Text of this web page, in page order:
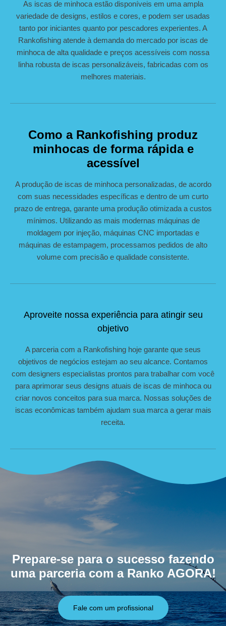
As iscas de minhoca estão disponíveis em uma ampla
variedade de designs, estilos e cores, e podem ser usadas
tanto por iniciantes quanto por pescadores experientes. A
Rankofishing atende à demanda do mercado por iscas de
minhoca de alta qualidade e preços acessíveis com nossa
linha robusta de iscas personalizáveis, fabricadas com os
melhores materiais.
Como a Rankofishing produz
minhocas de forma rápida e
acessível
A produção de iscas de minhoca personalizadas, de acordo
com suas necessidades específicas e dentro de um curto
prazo de entrega, garante uma produção otimizada a custos
mínimos. Utilizando as mais modernas máquinas de
moldagem por injeção, máquinas CNC importadas e
máquinas de estampagem, processamos pedidos de alto
volume com precisão e qualidade consistente.
Aproveite nossa experiência para atingir seu
objetivo
A parceria com a Rankofishing hoje garante que seus
objetivos de negócios estejam ao seu alcance. Contamos
com designers especialistas prontos para trabalhar com você
para aprimorar seus designs atuais de iscas de minhoca ou
criar novos conceitos para sua marca. Nossas soluções de
iscas econômicas também ajudam sua marca a gerar mais
receita.
Prepare-se para o sucesso fazendo
uma parceria com a Ranko AGORA!
Fale com um profissional